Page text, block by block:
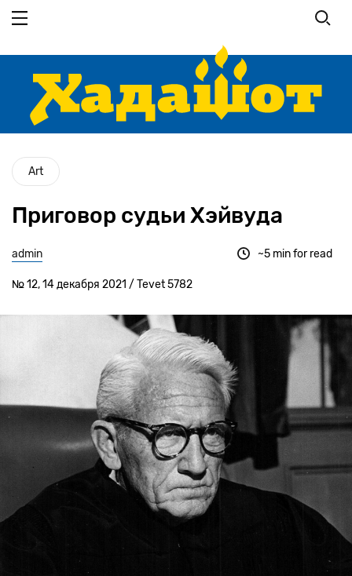
основному
Art
Приговор судьи Хэйвуда
admin
№ 12, 14 декабря 2021 / Tevet 5782
~5 min for read